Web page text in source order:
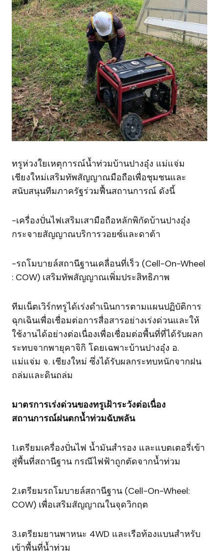
ทรูห่วงใยเหตุการณ์น้ำท่วมบ้านปางอุ๋ง แม่แจ่ม
เชียงใหม่เสริมทัพสัญญาณมือถือเพื่อชุมชนและ
สนับสนุนทีมภาครัฐร่วมฟื้นสถานการณ์ ดังนี้
-เครื่องปั่นไฟเสริมเสามือถือหลักพิกัดบ้านปางอุ๋ง
กระจายสัญญาณบริการวอยซ์และดาต้า
-รถโมบายล์สถานีฐานเคลื่อนที่เร็ว (Cell-On-Wheel
: COW) เสริมทัพสัญญาณเพิ่มประสิทธิภาพ
ทีมเน็ตเวิร์กทรูได้เร่งดำเนินการตามแผนปฏิบัติการ
ฉุกเฉินเพื่อเชื่อมต่อการสื่อสารอย่างเร่งด่วนและให้
ใช้งานได้อย่างต่อเนื่องเพื่อเชื่อมต่อพื้นที่ที่ได้รับผลก
ระทบจากพายุคาจิกิ โดยเฉพาะบ้านปางอุ๋ง อ.
แม่แจ่ม จ. เชียงใหม่ ซึ่งได้รับผลกระทบหนักจากฝน
ถล่มและดินถล่ม
มาตรการเร่งด่วนของทรูเฝ้าระวังต่อเนื่อง
สถานการณ์ฝนตกน้ำท่วมฉับพลัน
1.เตรียมเครื่องปั่นไฟ น้ำมันสำรอง และแบตเตอรี่เข้า
สู่พื้นที่สถานีฐาน กรณีไฟฟ้าถูกตัดจากน้ำท่วม
2.เตรียมรถโมบายล์สถานีฐาน (Cell-On-Wheel:
COW) เพื่อเสริมสัญญาณในจุดวิกฤต
3.เตรียมยานพาหนะ 4WD และเรือท้องแบนสำหรับ
เข้าพื้นที่น้ำท่วม